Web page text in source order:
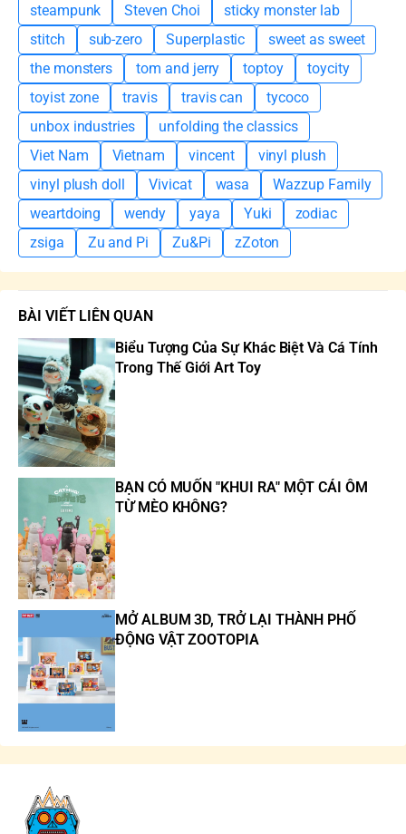
steampunk
Steven Choi
sticky monster lab
stitch
sub-zero Superplastic
sweet as sweet
the monsters
tom and jerry toptoy
toycity
toyist zone
travis travis can
tycoco
unbox industries
unfolding the classics
Viet Nam
Vietnam vincent
vinyl plush
vinyl plush doll
Vivicat wasa
Wazzup Family
weartdoing
wendy yaya Yuki
zodiac
zsiga
Zu and Pi Zu&Pi zZoton
BÀI VIẾT LIÊN QUAN
Biểu Tượng Của Sự Khác Biệt Và Cá Tính
Trong Thế Giới Art Toy
BẠN CÓ MUỐN "KHUI RA" MỘT CÁI ÔM
TỪ MÈO KHÔNG?
MỞ ALBUM 3D, TRỞ LẠI THÀNH PHỐ
ĐỘNG VẬT ZOOTOPIA